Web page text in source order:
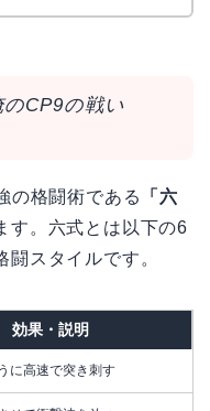
CP9の戦い
の格闘術である
「六
す。六式とは以下の6
スタイルです。
効果・説明
に高速で突き刺す